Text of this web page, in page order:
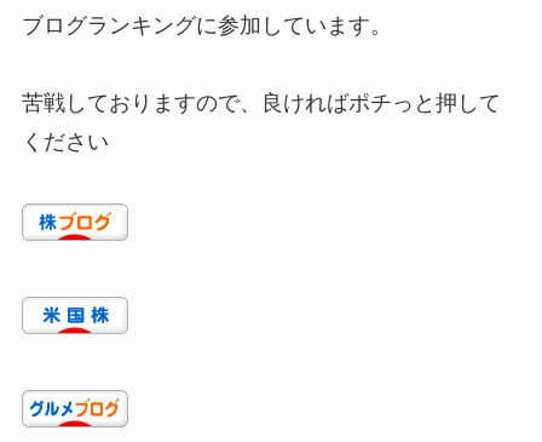
ブログランキングに参加しています。
苦戦しておりますので、良ければポチっと押して
ください